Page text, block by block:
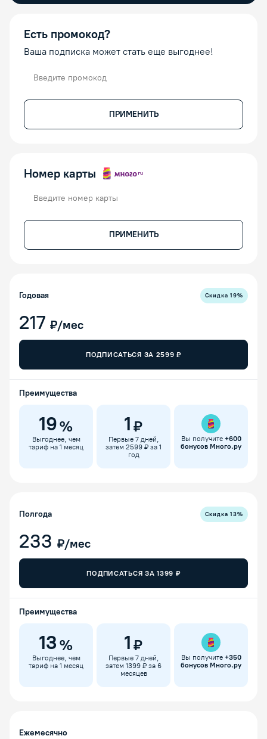
Есть промокод?
Ваша подписка может стать еще выгоднее!
ПРИМЕНИТЬ
Номер карты
ПРИМЕНИТЬ
Годовая Скидка19%
217 ₽/мес
ПОДПИСАТЬСЯ ЗА 2599 ₽
Преимущества
19%
Выгоднее, чем
тариф на 1 месяц
1 ₽
Первые 7 дней,
затем 2599 ₽ за 1
год
Вы получите +600
бонусов Много.ру
Полгода Скидка13%
233 ₽/мес
ПОДПИСАТЬСЯ ЗА1399 ₽
Преимущества
13 %
Выгоднее, чем
тариф на 1 месяц
1 ₽
Первые 7 дней,
затем 1399 ₽ за 6
месяцев
Вы получите +350
бонусов Много.ру
Ежемесячно